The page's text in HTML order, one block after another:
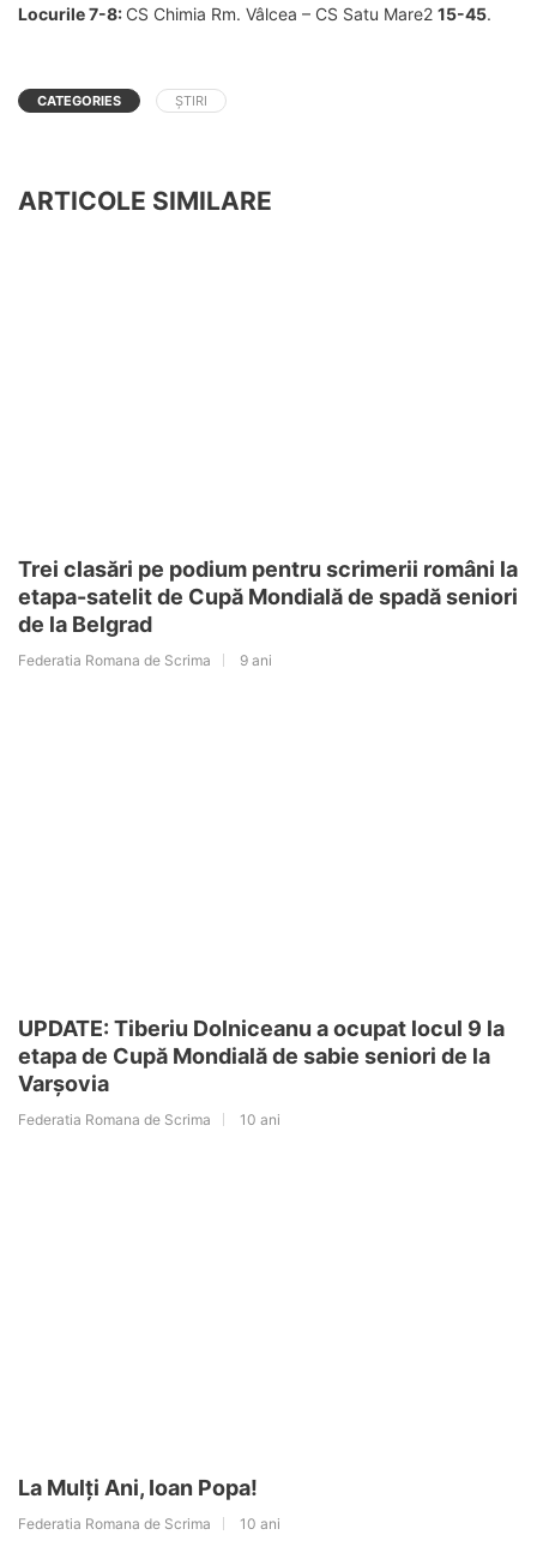
Locurile 7-8: CS Chimia Rm. Vâlcea – CS Satu Mare2 15-45.
CATEGORIES ȘTIRI
ARTICOLE SIMILARE
Trei clasări pe podium pentru scrimerii români la
etapa-satelit de Cupă Mondială de spadă seniori
de la Belgrad
Federatia Romana de Scrima 9 ani
UPDATE: Tiberiu Dolniceanu a ocupat locul 9 la
etapa de Cupă Mondială de sabie seniori de la
Varșovia
Federatia Romana de Scrima 10 ani
La Mulți Ani, Ioan Popa!
Federatia Romana de Scrima 10 ani